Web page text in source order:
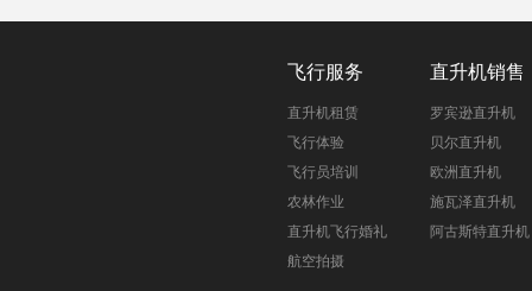
飞行服务
直升机租赁
飞行体验
飞行员培训
农林作业
直升机飞行婚礼
航空拍摄
直升机销售
罗宾逊直升机
贝尔直升机
欧洲直升机
施瓦泽直升机
阿古斯特直升机